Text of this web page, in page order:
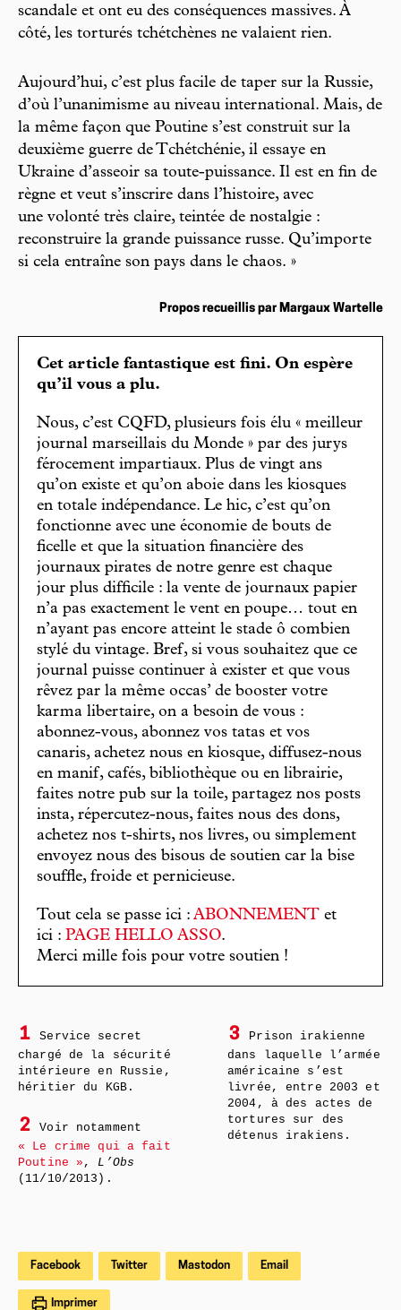
scandale et ont eu des conséquences massives. À
côté, les torturés tchétchènes ne valaient rien.
Aujourd’hui, c’est plus facile de taper sur la Russie,
d’où l’unanimisme au niveau international. Mais, de
la même façon que Poutine s’est construit sur la
deuxième guerre de Tchétchénie, il essaye en
Ukraine d’asseoir sa toute-puissance. Il est en fin de
règne et veut s’inscrire dans l’histoire, avec
une volonté très claire, teintée de nostalgie :
reconstruire la grande puissance russe. Qu’importe
si cela entraîne son pays dans le chaos. »
Propos recueillis par Margaux Wartelle
Cet article fantastique est fini. On espère
qu’il vous a plu.
Nous, c’est CQFD, plusieurs fois élu « meilleur
journal marseillais du Monde » par des jurys
férocement impartiaux. Plus de vingt ans
qu’on existe et qu’on aboie dans les kiosques
en totale indépendance. Le hic, c’est qu’on
fonctionne avec une économie de bouts de
ficelle et que la situation financière des
journaux pirates de notre genre est chaque
jour plus difficile : la vente de journaux papier
n’a pas exactement le vent en poupe… tout en
n’ayant pas encore atteint le stade ô combien
stylé du vintage. Bref, si vous souhaitez que ce
journal puisse continuer à exister et que vous
rêvez par la même occas’ de booster votre
karma libertaire, on a besoin de vous :
abonnez-vous, abonnez vos tatas et vos
canaris, achetez nous en kiosque, diffusez-nous
en manif, cafés, bibliothèque ou en librairie,
faites notre pub sur la toile, partagez nos posts
insta, répercutez-nous, faites nous des dons,
achetez nos t-shirts, nos livres, ou simplement
envoyez nous des bisous de soutien car la bise
souffle, froide et pernicieuse.
Tout cela se passe ici : ABONNEMENT et
ici : PAGE HELLO ASSO.
Merci mille fois pour votre soutien !
1
Service secret
chargé de la sécurité
intérieure en Russie,
héritier du KGB.
2
Voir notamment
« Le crime qui a fait
Poutine » , L’Obs
(11/10/2013).
3
Prison irakienne
dans laquelle l’armée
américaine s’est
livrée, entre 2003 et
2004, à des actes de
tortures sur des
détenus irakiens.
Facebook Twitter Mastodon Email
Imprimer